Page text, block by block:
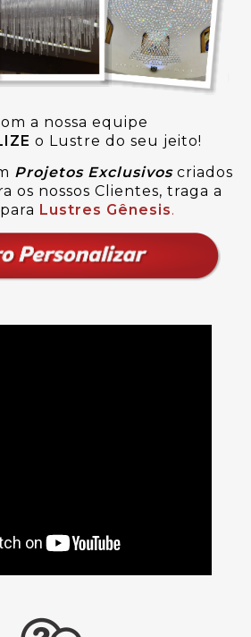
a nossa equipe
o Lustre do seu jeito!
Projetos Exclusivoscriados
os nossos Clientes, traga a
Lustres Gênesis.